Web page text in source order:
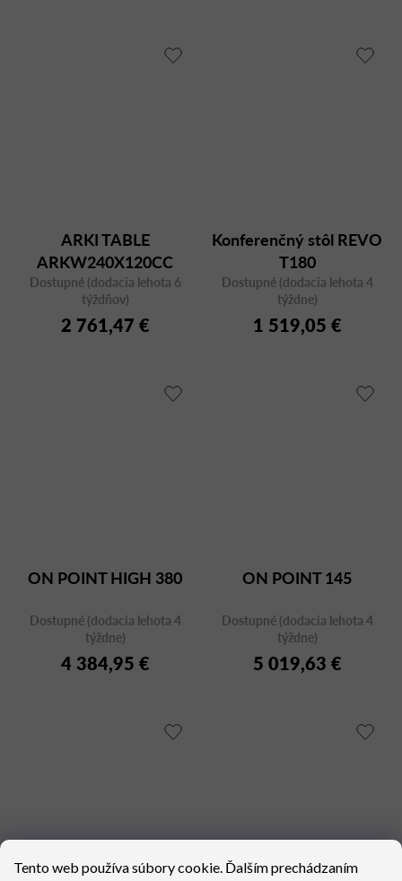
Tento web používa súbory cookie. Ďalším prechádzaním
ARKI TABLE
ARKW240X120CC
Dostupné (dodacia lehota 6
týždňov)
2 761,47 €
Konferenčný stôl REVO
T180
Dostupné (dodacia lehota 4
týždne)
1 519,05 €
ON POINT HIGH 380
Dostupné (dodacia lehota 4
týždne)
4 384,95 €
ON POINT 145
Dostupné (dodacia lehota 4
týždne)
5 019,63 €